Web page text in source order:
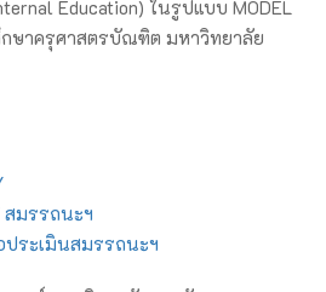
Education) ในรูปแบบ MODEL
ษาครุศาสตรบัณฑิต มหาวิทยาลัย
สมรรถนะฯ
ประเมินสมรรถนะฯ